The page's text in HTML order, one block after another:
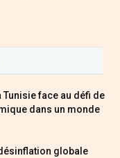
Tunisie face au défi de
dans un monde
globale